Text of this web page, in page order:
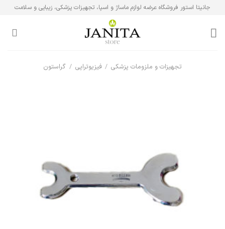
content
جانیتا استور فروشگاه عرضه لوازم ماساژ و اسپا، تجهیزات پزشکی، زیبایی و سلامت
تجهیزات و ملزومات پزشکی / فیزیوتراپی / گراستون